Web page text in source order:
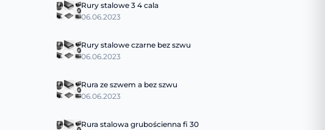
Rury stalowe 3 4 cala
06.06.2023
Rury stalowe czarne bez szwu
06.06.2023
Rura ze szwem a bez szwu
06.06.2023
Rura stalowa grubościenna fi 30